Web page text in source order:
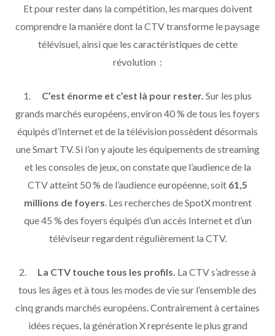
Et pour rester dans la compétition, les marques doivent
comprendre la manière dont la CTV transforme le paysage
télévisuel, ainsi que les caractéristiques de cette
révolution :
1. C’est énorme et c’est là pour rester. Sur les plus
grands marchés européens, environ 40 % de tous les foyers
équipés d’Internet et de la télévision possèdent désormais
une Smart TV. Si l’on y ajoute les équipements de streaming
et les consoles de jeux, on constate que l’audience de la
CTV atteint 50 % de l’audience européenne, soit 61,5
millions de foyers . Les recherches de SpotX montrent
que 45 % des foyers équipés d’un accès Internet et d’un
téléviseur regardent régulièrement la CTV.
2. La CTV touche tous les profils. La CTV s’adresse à
tous les âges et à tous les modes de vie sur l’ensemble des
cinq grands marchés européens. Contrairement à certaines
idées reçues, la génération X représente le plus grand